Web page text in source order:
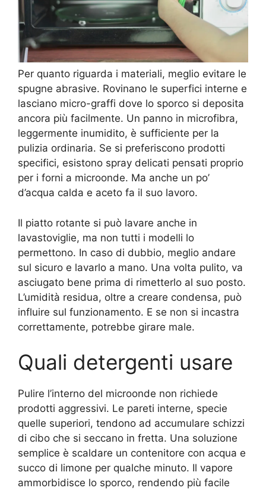
Per quanto riguarda i materiali, meglio evitare le
spugne abrasive. Rovinano le superfici interne e
lasciano micro-graffi dove lo sporco si deposita
ancora più facilmente. Un panno in microfibra,
leggermente inumidito, è sufficiente per la
pulizia ordinaria. Se si preferiscono prodotti
specifici, esistono spray delicati pensati proprio
per i forni a microonde. Ma anche un po’
d’acqua calda e aceto fa il suo lavoro.
Il piatto rotante si può lavare anche in
lavastoviglie, ma non tutti i modelli lo
permettono. In caso di dubbio, meglio andare
sul sicuro e lavarlo a mano. Una volta pulito, va
asciugato bene prima di rimetterlo al suo posto.
L’umidità residua, oltre a creare condensa, può
influire sul funzionamento. E se non si incastra
correttamente, potrebbe girare male.
Quali detergenti usare
Pulire l’interno del microonde non richiede
prodotti aggressivi. Le pareti interne, specie
quelle superiori, tendono ad accumulare schizzi
di cibo che si seccano in fretta. Una soluzione
semplice è scaldare un contenitore con acqua e
succo di limone per qualche minuto. Il vapore
ammorbidisce lo sporco, rendendo più facile